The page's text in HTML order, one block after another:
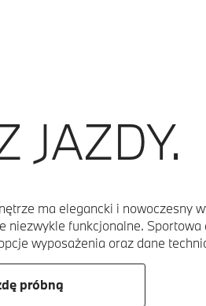
JAZDY.
ma elegancki i nowoczesny
funkcjonalne. Sportowa
wyposażenia oraz dane
próbną